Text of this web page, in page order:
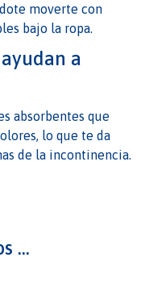
moverte con
bajo la ropa.
a
absorbentes que
lo que te da
de la incontinencia.
...